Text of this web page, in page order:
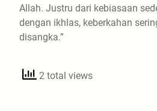
Allah. Justru dari kebiasaan
dengan ikhlas, keberkahan
disangka.”
2 total views